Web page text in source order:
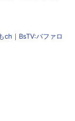
ch｜BsTV:バファロ